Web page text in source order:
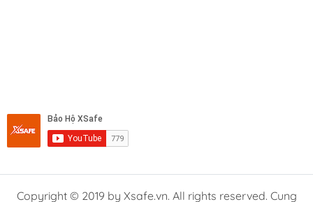
Copyright © 2019 by Xsafe.vn. All rights reserved. Cung